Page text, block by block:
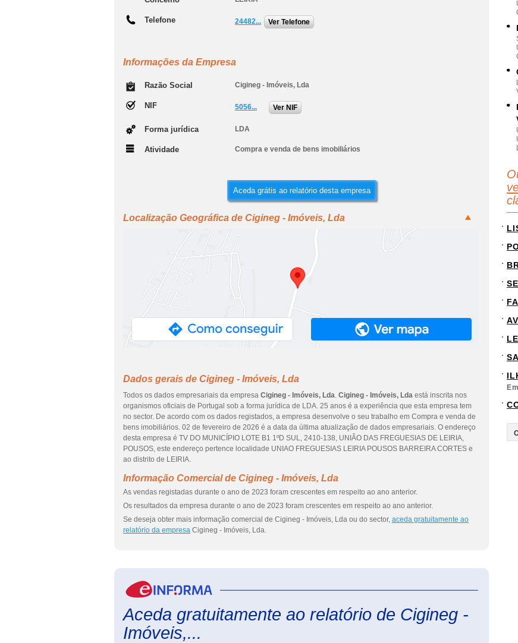
Telefone 24482... Ver Telefone
Informações da Empresa
Razão Social Cigineg - Imóveis, Lda
NIF 5056... Ver NIF
Forma jurídica LDA
Atividade Compra e venda de bens imobiliários
Aceda grátis ao relatório desta empresa
Localização Geográfica de Cigineg - Imóveis, Lda
Dados gerais de Cigineg - Imóveis, Lda
Todos os dados empresariais da empresa Cigineg - Imóveis, Lda. Cigineg - Imóveis, Lda está inscrita nos
organismos oficiais de Portugal sob a forma jurídica de LDA. 25 anos é a experiência que esta empresa tem
no sector. De acordo com os dados registados, a empresa desenvolve o seu trabalho em Compra e venda de
bens imobiliários. 02 de fevereiro de 2026 é a data da última atualização de dados empresariais. O endereço
desta empresa é TV DO MUNICÍPIO LOTE B1 1ºD SUL, 2410-138, UNIÃO DAS FREGUESIAS DE LEIRIA,
POUSOS, este endereço pertence localidade UNIAO FREGUESIAS LEIRIA POUSOS BARREIRA CORTES e
ao distrito de LEIRIA.
Informação Comercial de Cigineg - Imóveis, Lda
As vendas registadas durante o ano de 2023 foram crescentes em respeito ao ano anterior.
Os resultados da empresa durante o ano de 2023 foram crescentes em respeito ao ano anterior.
Se deseja obter mais informação comercial de Cigineg - Imóveis, Lda ou do sector, aceda gratuitamente ao
relatório da empresa Cigineg - Imóveis, Lda.
Aceda gratuitamente ao relatório de Cigineg -
Imóveis,...